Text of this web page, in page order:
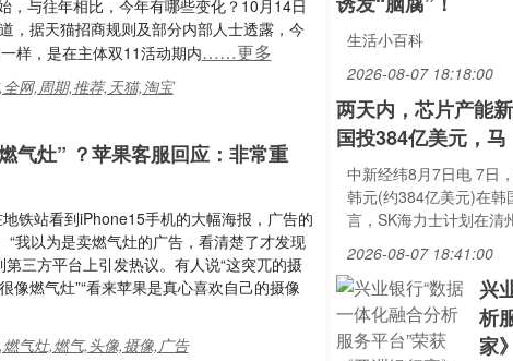
，与往年相比，今年有哪些变化？10月14日
，据天猫招商规则及部分内部人士透露，今
样，是在主体双11活动期内……更多
全网,周期,推荐,天猫,淘宝
气灶” ？苹果客服回应：非常重
铁站看到iPhone15手机的大幅海报，广告的
“我以为是卖燃气灶的广告，看清楚了才发现
三方平台上引发热议。有人说“这突兀的摄
像燃气灶”“看来苹果是真心喜欢自己的摄像
气灶,燃气,头像,摄像,广告
生活小百科
2026-08-07 18:18:00
两天内，芯片产能
国投384亿美元，马
中新经纬8月7日电 7日
韩元(约384亿美元)在韩
言，SK海力士计划在清
2026-08-07 18:41:00
兴
析
家